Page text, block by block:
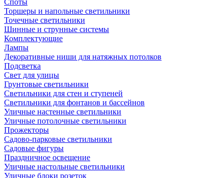
Споты
Торшеры и напольные светильники
Точечные светильники
Шинные и струнные системы
Комплектующие
Лампы
Декоративные ниши для натяжных потолков
Подсветка
Свет для улицы
Грунтовые светильники
Светильники для стен и ступеней
Светильники для фонтанов и бассейнов
Уличные настенные светильники
Уличные потолочные светильники
Прожекторы
Садово-парковые светильники
Садовые фигуры
Праздничное освещение
Уличные настольные светильники
Уличные блоки розеток